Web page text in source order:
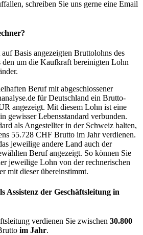
schreiben Sie uns gerne eine Email
Basis angezeigten Bruttolohns des
den um die Kaufkraft bereinigten Lohn
Beruf mit abgeschlossener
für Deutschland ein Brutto-
angezeigt. Mit diesem Lohn ist eine
gewisser Lebensstandard verbunden.
als Angestellter in der Schweiz halten,
55.728 CHF Brutto im Jahr verdienen.
jeweilige andere Land auch der
Beruf angezeigt. So können Sie
jeweilige Lohn von der rechnerischen
mit dieser übereinstimmt.
Assistenz der Geschäftsleitung in
verdienen Sie zwischen 30.800
im Jahr.